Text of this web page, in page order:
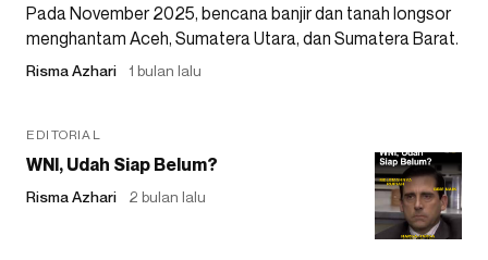
Pada November 2025, bencana banjir dan tanah longsor
menghantam Aceh, Sumatera Utara, dan Sumatera Barat.
Risma Azhari 1 bulan lalu
EDITORIAL
WNI, Udah Siap Belum?
Risma Azhari 2 bulan lalu